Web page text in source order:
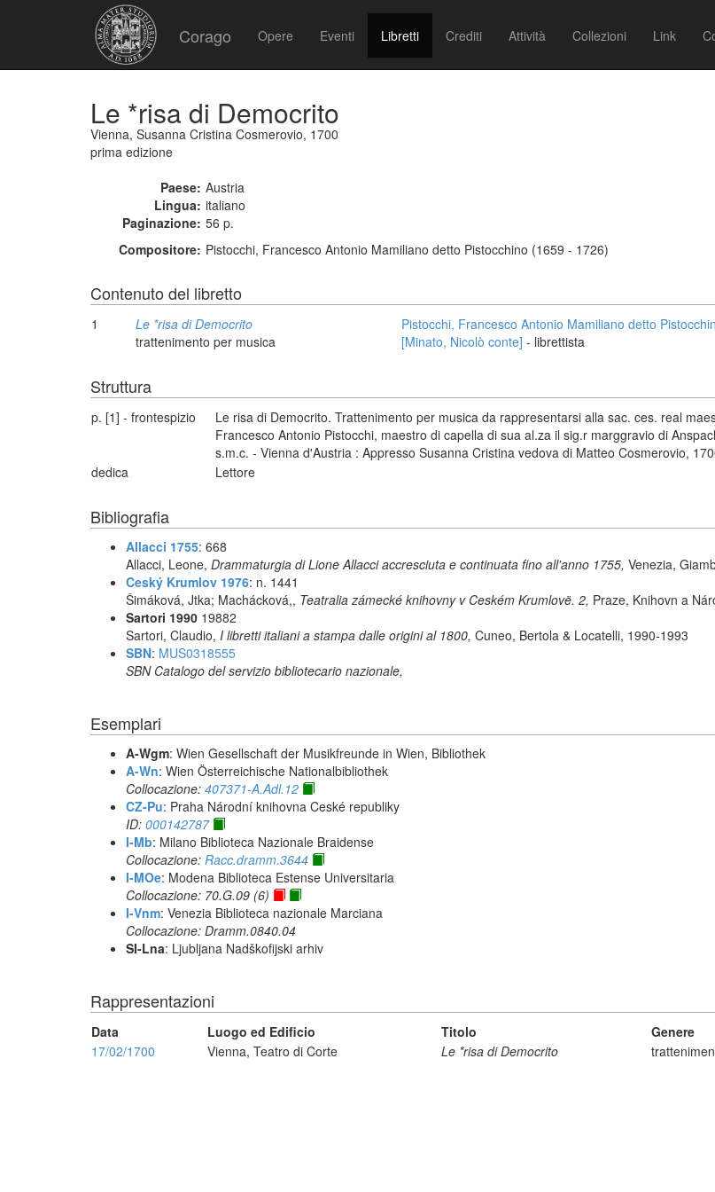
Corago Opere Eventi Libretti Crediti Attività Collezioni Link
Le *risa di Democrito
Vienna, Susanna Cristina Cosmerovio, 1700
prima edizione
Paese: Austria
Lingua: italiano
Paginazione: 56 p.
Compositore: Pistocchi, Francesco Antonio Mamiliano detto Pistocchino (1659 - 1726)
Contenuto del libretto
1
Le *risa di Democrito
trattenimento per musica
Pistocchi, Francesco Antonio Mamiliano detto
[Minato, Nicolò conte] - librettista
Struttura
p. [1] - frontespizio
Le risa di Democrito. Trattenimento per musica da rappresentarsi alla sac. ces. real
Francesco Antonio Pistocchi, maestro di capella di sua al.za il sig.r marggravio di
s.m.c. - Vienna d'Austria : Appresso Susanna Cristina vedova di Matteo Cosmerovio,
dedica
Lettore
Bibliografia
Allacci 1755: 668
Allacci, Leone, Drammaturgia di Lione Allacci accresciuta e continuata fino all'anno 1755, Venezia,
Ceský Krumlov 1976: n. 1441
Šimáková, Jtka; Machácková,, Teatralia zámecké knihovny v Ceském Krumlovë. 2, Praze, Knihovn a
Sartori 1990 19882
Sartori, Claudio, I libretti italiani a stampa dalle origini al 1800, Cuneo, Bertola & Locatelli, 1990-1993
SBN: MUS0318555
SBN Catalogo del servizio bibliotecario nazionale,
Esemplari
A-Wgm: Wien Gesellschaft der Musikfreunde in Wien, Bibliothek
A-Wn: Wien Österreichische Nationalbibliothek
Collocazione: 407371-A.Adl.12
CZ-Pu: Praha Národní knihovna Ceské republiky
ID: 000142787
I-Mb: Milano Biblioteca Nazionale Braidense
Collocazione: Racc.dramm.3644
I-MOe: Modena Biblioteca Estense Universitaria
Collocazione: 70.G.09 (6)
I-Vnm: Venezia Biblioteca nazionale Marciana
Collocazione: Dramm.0840.04
SI-Lna: Ljubljana Nadškofijski arhiv
Rappresentazioni
Data Luogo ed Edificio Titolo Genere
17/02/1700
Vienna, Teatro di Corte Le *risa di Democrito